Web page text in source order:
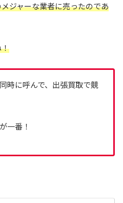
ジャーな業者に売ったのであ
時に呼んで、出張買取で競
一番！